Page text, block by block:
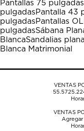
Pantallas 75 pulgadas
pulgadasPantalla 43
pulgadasPantallas
pulgadasSábana
BlancaSandalias
Blanca Matrimonial
VENTAS
VENTAS